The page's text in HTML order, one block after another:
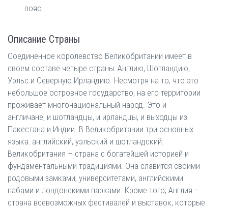
пояс
Описание Страны
Соединенное королевство Великобритании имеет в
своем составе четыре страны: Англию, Шотландию,
Уэльс и Северную Ирландию. Несмотря на то, что это
небольшое островное государство, на его территории
проживает многонациональный народ. Это и
англичане, и шотландцы, и ирландцы, и выходцы из
Пакестана и Индии. В Великобритании три основных
языка: английский, уэльский и шотландский.
Великобритания – страна с богатейшей историей и
фундаментальными традициями. Она славится своими
родовыми замками, университетами, английскими
пабами и лондонскими парками. Кроме того, Англия –
страна всевозможных фестивалей и выставок, которые